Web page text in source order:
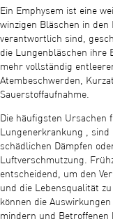
Ein Emphysem ist eine
winzigen Bläschen in
verantwortlich sind,
die Lungenbläschen ihre
mehr vollständig
Atembeschwerden,
Sauerstoffaufnahme.
Die häufigsten Ursachen
Lungenerkrankung ,
schädlichen Dämpfen
Luftverschmutzung.
entscheidend, um den
und die Lebensqualität
können die
mindern und Betroffenen